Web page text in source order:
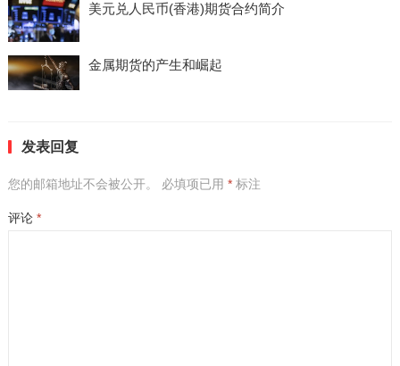
美元兑人民币(香港)期货合约简介
金属期货的产生和崛起
发表回复
您的邮箱地址不会被公开。 必填项已用 *标注
评论 *